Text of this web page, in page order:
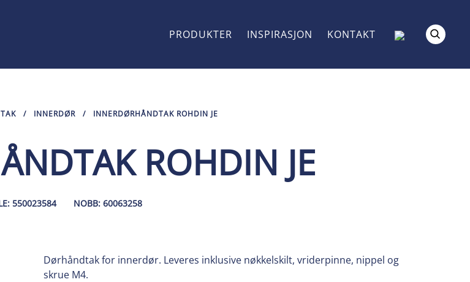
PRODUKTER INSPIRASJON KONTAKT
/ INNERDØR / INNERDØRHÅNDTAK ROHDIN JE
ROHDIN JE
550023584 NOBB: 60063258
Dørhåndtak for innerdør. Leveres inklusive nøkkelskilt, vriderpinne, nippel og
skrue M4.